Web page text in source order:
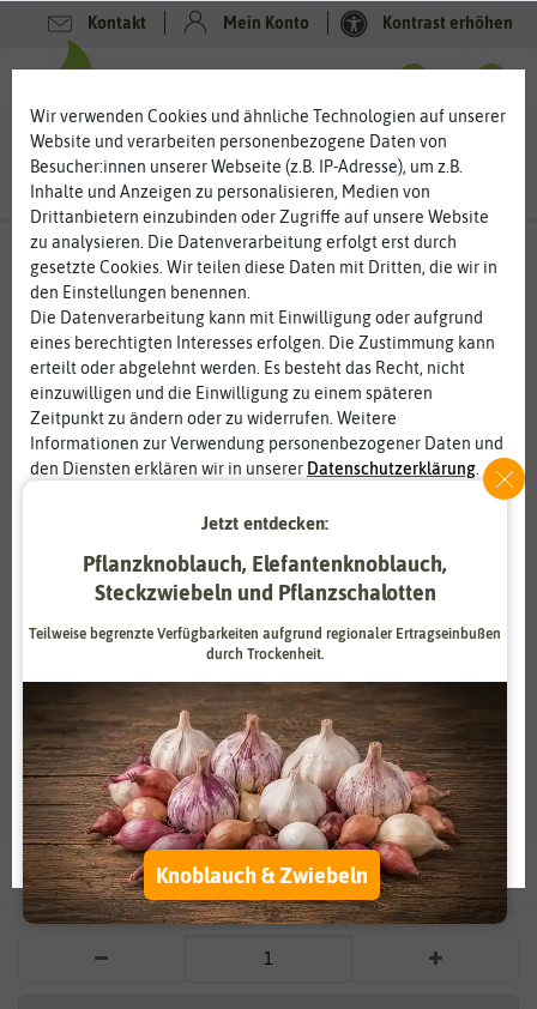
Kontakt Mein Konto Kontrast erhöhen
Vergrößern durch berühren
Rote Rübe Boro F1
3,29 €
*
* inkl. 7% MwSt. zzgl.Versandkosten
Wir verwenden Cookies und ähnliche Technologien auf unserer
Website und verarbeiten personenbezogene Daten von
Besucher:innen unserer Webseite (z.B. IP-Adresse), um z.B.
Inhalte und Anzeigen zu personalisieren, Medien von
Drittanbietern einzubinden oder Zugriffe auf unsere Website
zu analysieren. Die Datenverarbeitung erfolgt erst durch
gesetzte Cookies. Wir teilen diese Daten mit Dritten, die wir in
den Einstellungen benennen.
Die Datenverarbeitung kann mit Einwilligung oder aufgrund
eines berechtigten Interesses erfolgen. Die Zustimmung kann
erteilt oder abgelehnt werden. Es besteht das Recht, nicht
einzuwilligen und die Einwilligung zu einem späteren
Zeitpunkt zu ändern oder zu widerrufen. Weitere
Informationen zur Verwendung personenbezogener Daten und
den Diensten erklären wir in unserer Daten­schutz­erklärung.
Statistik
Zahlungsdienstleister Marketing
Alle akzeptieren
Alle ablehnen
Auswahl akzeptieren
Jetzt entdecken:
Pflanzknoblauch, Elefantenknoblauch,
Steckzwiebeln und Pflanzschalotten
Teilweise begrenzte Verfügbarkeiten aufgrund regionaler Ertragseinbußen
durch Trockenheit.
Knoblauch & Zwiebeln